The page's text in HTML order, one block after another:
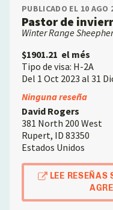
PUBLICADO EL 10 AGO
Pastor de
Winter Range
$1901.21 el més
Tipo de visa: H-2A
Del 1 Oct 2023 al 31
Employer
Ninguna reseña
David Rogers
381 North 200 West
Rupert, ID 83350
Estados Unidos
LEE RESEÑAS